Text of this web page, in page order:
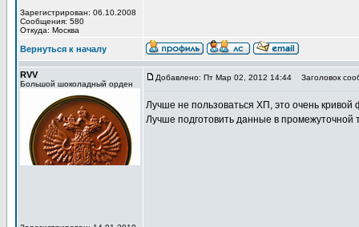
Зарегистрирован: 06.10.2008
Сообщения: 580
Откуда: Москва
Вернуться к началу
RVV
Большой шоколадный орден
Добавлено: Пт Мар 02, 2012 14:44 Заголовок
Лучше не пользоваться ХП, это очень кривой
Лучше подготовить данные в промежуточной